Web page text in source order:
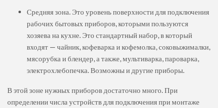
Средняя зона. Это уровень поверхности для подключения
рабочих бытовых приборов, которыми пользуются
хозяева на кухне. Это стандартный набор, в который
входят — чайник, кофеварка и кофемолка, соковыжималки,
мясорубка и блендер, а также, мультиварка, пароварка,
электрохлебопечка. Возможны и другие приборы.
В этой зоне нужных приборов достаточно много. При
определении числа устройств для подключения при монтаже